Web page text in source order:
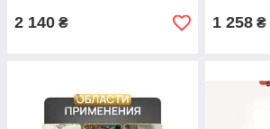
2 140 ₴ 1 258 ₴